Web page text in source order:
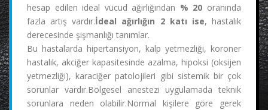
hesap edilen ideal vücud ağırlığından % 20 oranında
fazla artış vardır.İdeal ağırlığın 2 katı ise, hastalık
derecesinde şişmanlığı tanımlar.
Bu hastalarda hipertansiyon, kalp yetmezliği, koroner
hastalık, akciğer kapasitesinde azalma, hipoksi (oksijen
yetmezliği), karaciğer patolojileri gibi sistemik bir çok
sorunlar vardır.Bölgesel anestezi uygulamada teknik
sorunlara neden olabilir.Normal kişilere göre gerek